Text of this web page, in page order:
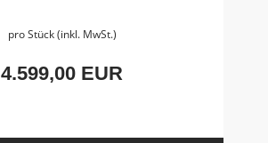
pro Stück (inkl. MwSt.)
4.599,00 EUR